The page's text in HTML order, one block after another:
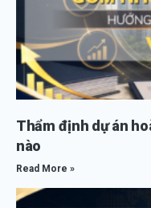
Thẩm định dự án
nào
Read More »